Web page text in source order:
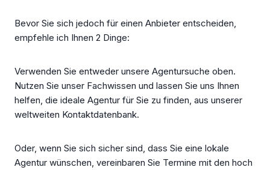
Bevor Sie sich jedoch für einen Anbieter entscheiden,
empfehle ich Ihnen 2 Dinge:
Verwenden Sie entweder unsere Agentursuche oben.
Nutzen Sie unser Fachwissen und lassen Sie uns Ihnen
helfen, die ideale Agentur für Sie zu finden, aus unserer
weltweiten Kontaktdatenbank.
Oder, wenn Sie sich sicher sind, dass Sie eine lokale
Agentur wünschen, vereinbaren Sie Termine mit den hoch